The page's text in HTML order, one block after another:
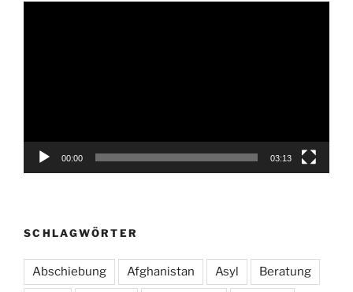
00:00 03:13
SCHLAGWÖRTER
Abschiebung Afghanistan Asyl Beratung